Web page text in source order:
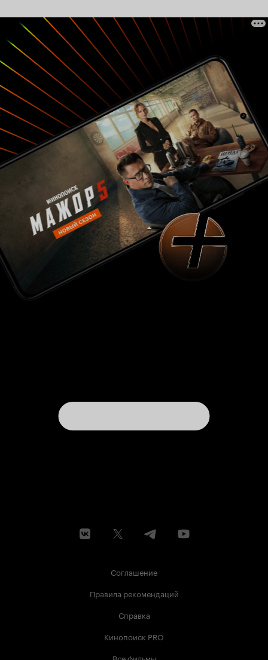
Соглашение
Правила рекомендаций
Справка
Кинопоиск PRO
Все фильмы